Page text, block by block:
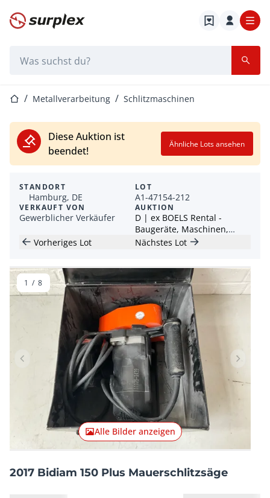
Startseite
StartseiteMetallverarbeitung Schlitzmaschinen
Diese Auktion ist
beendet!
Ähnliche Lots ansehen
STANDORT
Hamburg, DE
VERKAUFT VON
Gewerblicher Verkäufer
LOT
A1-47154-212
AUKTION
D | ex BOELS Rental -
Baugeräte, Maschinen,
Elektrowerkzeuge
Vorheriges Lot Nächstes Lot
Vorheriger Artikel
Alle Bilder anzeigen
1 / 8
2017 Bidiam 150 Plus Mauerschlitzsäge